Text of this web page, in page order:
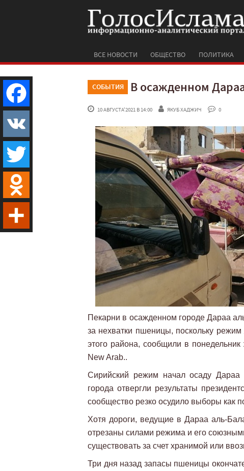
ВСЕ НОВОСТИ ОБЩЕСТВО ПОЛИТИКА
СОБЫТИЯ В осажденном
10 АВГУСТА'2021 В 14:00 ЯКУБ ХАДЖИЧ 0
Пекарни в осажденном городе Дараа
за нехватки пшеницы, поскольку
этого района, сообщили в
New Arab..
Сирийский режим начал осаду
города отвергли результаты
сообщество резко осудило выборы как
Хотя дороги, ведущие в Дараа аль-
отрезаны силами режима и его
существовать за счет хранимой или
Три дня назад запасы пшеницы
Facebook
VK
Twitter
Odnoklassniki